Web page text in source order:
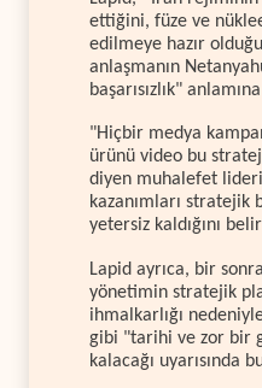
ettiğini, füze ve
edilmeye hazır
anlaşmanın
başarısızlık"
"Hiçbir medya
ürünü video bu
diyen muhalefet
kazanımları stratejik
yetersiz kaldığını
Lapid ayrıca, bir
yönetimin stratejik
ihmalkarlığı
gibi "tarihi ve zor bir
kalacağı uyarısında